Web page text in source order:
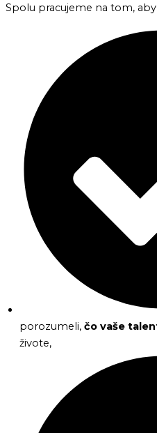
Spolu pracujeme na tom, aby
porozumeli, čo vaše
živote,